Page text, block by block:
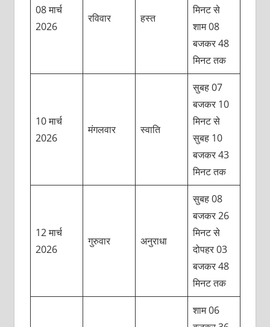
08 मार्च
2026
रविवार हस्त
मिनट से
शाम 08
बजकर 48
मिनट तक
10 मार्च
2026
मंगलवार स्वाति
सुबह 07
बजकर 10
मिनट से
सुबह 10
बजकर 43
मिनट तक
12 मार्च
2026
गुरुवार अनुराधा
सुबह 08
बजकर 26
मिनट से
दोपहर 03
बजकर 48
मिनट तक
शाम 06